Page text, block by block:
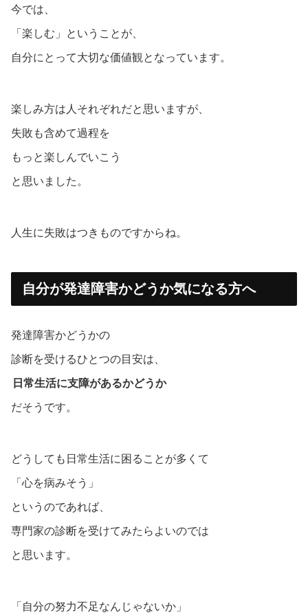
今では、
「楽しむ」ということが、
自分にとって大切な価値観となっています。
楽しみ方は人それぞれだと思いますが、
失敗も含めて過程を
もっと楽しんでいこう
と思いました。
人生に失敗はつきものですからね。
自分が発達障害かどうか気になる方へ
発達障害かどうかの
診断を受けるひとつの目安は、
日常生活に支障があるかどうか
だそうです。
どうしても日常生活に困ることが多くて
「心を病みそう」
というのであれば、
専門家の診断を受けてみたらよいのでは
と思います。
「自分の努力不足なんじゃないか」